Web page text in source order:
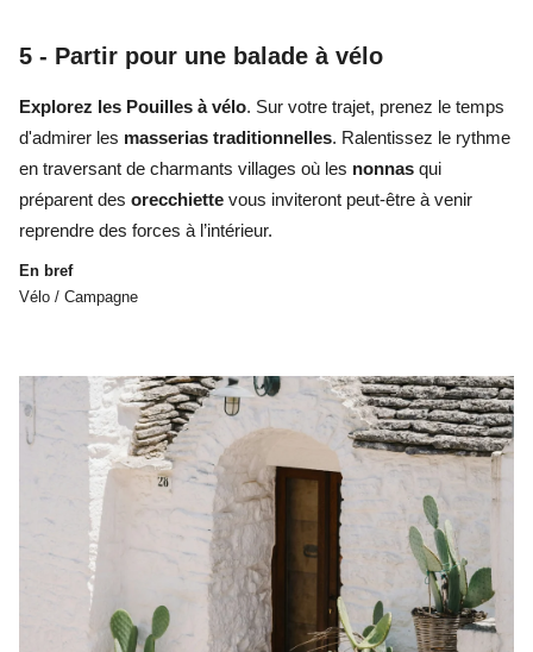
5 - Partir pour une balade à vélo
Explorez les Pouilles à vélo. Sur votre trajet, prenez le temps
d'admirer les masserias traditionnelles. Ralentissez le rythme
en traversant de charmants villages où les nonnas qui
préparent des orecchiette vous inviteront peut-être à venir
reprendre des forces à l’intérieur.
En bref
Vélo / Campagne